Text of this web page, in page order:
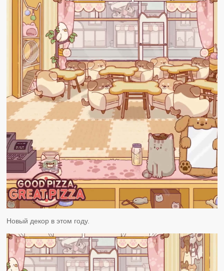
Новый декор в этом году.